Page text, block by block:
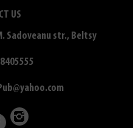
US
Sadoveanu str., Beltsy